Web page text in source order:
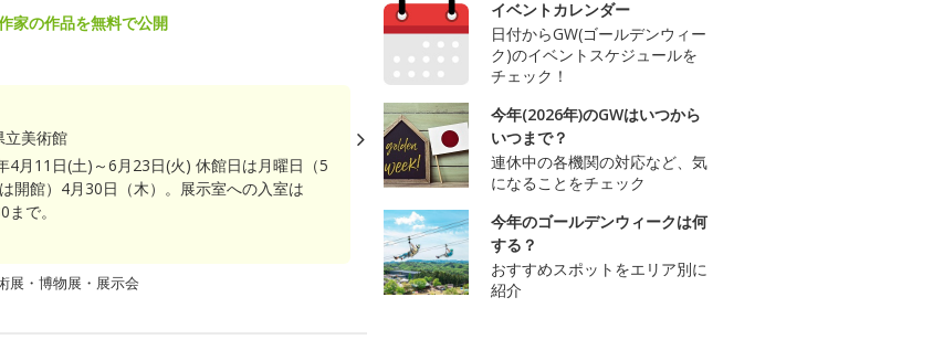
家の作品を無料で公開
立美術館
4月11日(土)～6月23日(火) 休館日は月曜日（5
開館）4月30日（木）。展示室への入室は
まで。
展・博物展・展示会
イベントカレンダー
日付からGW(ゴールデンウィー
ク)のイベントスケジュールを
チェック！
今年(2026年)のGWはいつから
いつまで？
連休中の各機関の対応など、気
になることをチェック
今年のゴールデンウィークは何
する？
おすすめスポットをエリア別に
紹介